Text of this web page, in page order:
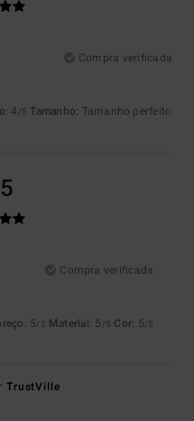
Compra verificada
: 4 /5 Tamanho: Tamanho perfeito
Compra verificada
: 5/5 Material: 5 /5 Cor: 5/5
TrustVille